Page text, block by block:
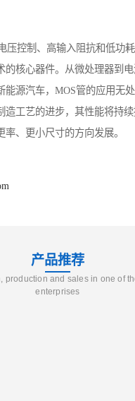
压控制、高输入阻抗和低功
的核心器件。从微处理器到电
能源汽车，MOS管的应用无
造工艺的进步，其性能将持
率、更小尺寸的方向发展。
产品推荐
production and sales in one of
enterprises